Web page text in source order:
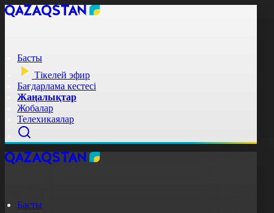
Басты
Тікелей эфир
Бағдарлама кестесі
Жаңалықтар
Жобалар
Телехикаялар
Басты